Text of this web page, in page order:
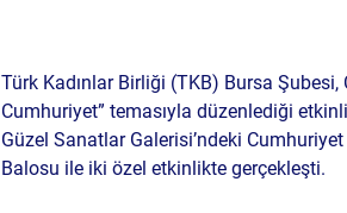
Türk Kadınlar Birliği (TKB) Bursa Şubesi,
Cumhuriyet” temasıyla düzenlediği
Güzel Sanatlar Galerisi’ndeki
Balosu ile iki özel etkinlikte gerçekleşti.